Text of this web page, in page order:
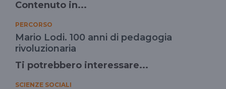
Contenuto in...
PERCORSO
Mario Lodi. 100 anni di pedagogia
rivoluzionaria
Ti potrebbero interessare...
SCIENZE SOCIALI